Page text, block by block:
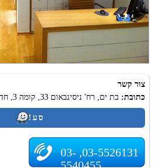
צור קשר
כתובת: בת ים, רח' ניסינבאום 33, קומה 3, חדר 310.
סע!
03-5526131, 03-
5540455